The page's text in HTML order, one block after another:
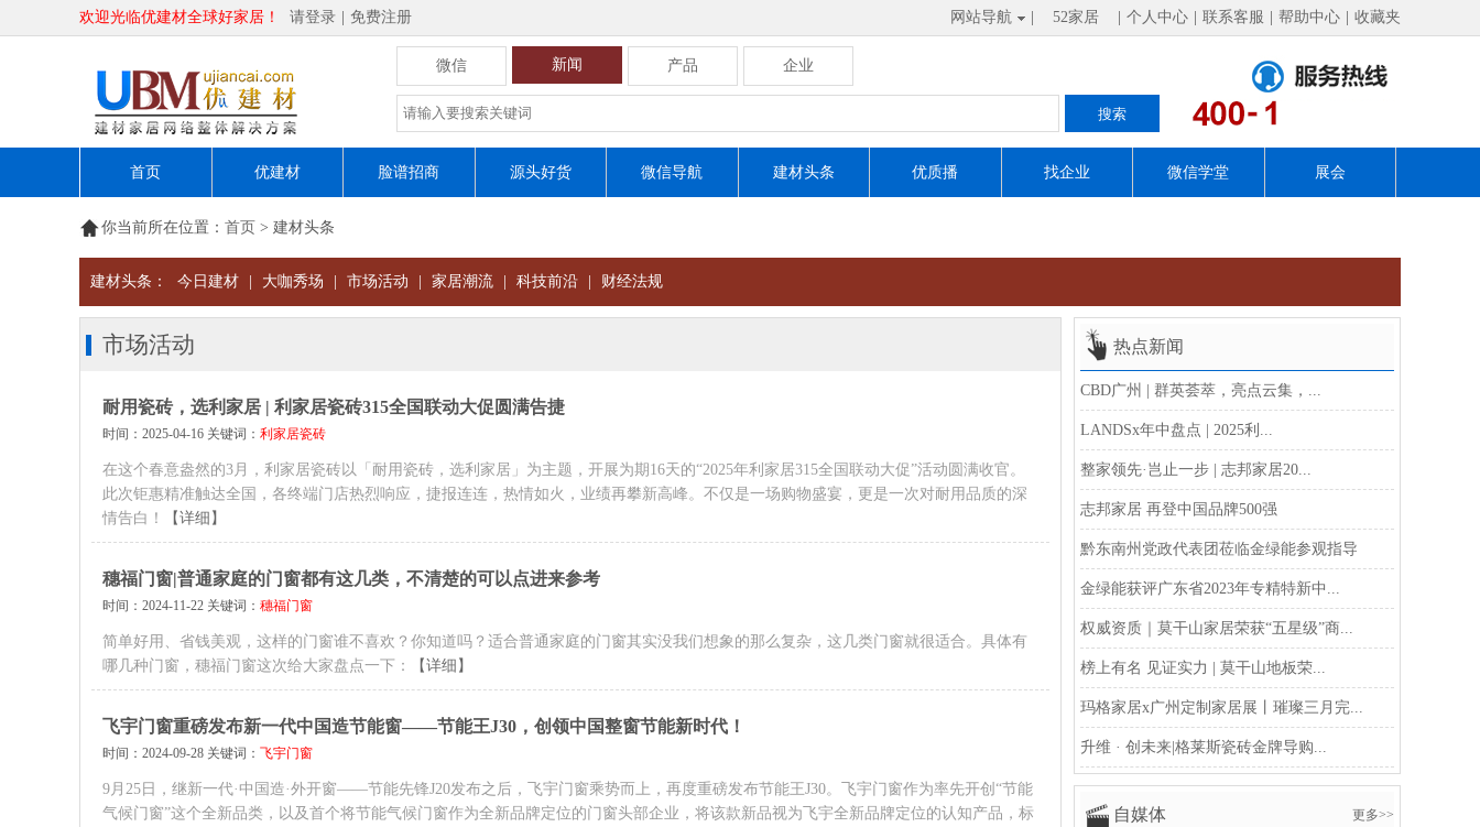
欢迎光临优建材全球好家居！ 请登录 免费注册 网站导航 52家居 个人中心 联系客服 帮助中心 收藏夹
微信 新闻 产品 企业
首页 优建材 脸谱招商 源头好货 微信导航 建材头条 优质播 找企业 微信学堂 展会
你当前所在位置： 首页 > 建材头条
建材头条： 今日建材 大咖秀场 市场活动 家居潮流 科技前沿 财经法规
市场活动
耐用瓷砖，选利家居 | 利家居瓷砖315全国联动大促圆满告捷
时间：2025-04-16 关键词： 利家居瓷砖
在这个春意盎然的3月，利家居瓷砖以「耐用瓷砖，选利家居」为主题，开展为期16天的“2025年利家居315全国联动大促”活动圆满收官。
此次钜惠精准触达全国，各终端门店热烈响应，捷报连连，热情如火，业绩再攀新高峰。不仅是一场购物盛宴，更是一次对耐用品质的深
情告白！
【详细】
穗福门窗|普通家庭的门窗都有这几类，不清楚的可以点进来参考
时间：2024-11-22 关键词： 穗福门窗
简单好用、省钱美观，这样的门窗谁不喜欢？你知道吗？适合普通家庭的门窗其实没我们想象的那么复杂，这几类门窗就很适合。具体有
哪几种门窗，穗福门窗这次给大家盘点一下：
【详细】
飞宇门窗重磅发布新一代中国造节能窗——节能王J30，创领中国整窗节能新时代！
时间：2024-09-28 关键词： 飞宇门窗
9月25日，继新一代·中国造·外开窗——节能先锋J20发布之后，飞宇门窗乘势而上，再度重磅发布节能王J30。飞宇门窗作为率先开创“节能
气候门窗”这个全新品类，以及首个将节能气候门窗作为全新品牌定位的门窗头部企业，将该款新品视为飞宇全新品牌定位的认知产品，标
热点新闻
CBD广州 | 群英荟萃，亮点云集，...
LANDSx年中盘点 | 2025利...
整家领先·岂止一步 | 志邦家居20...
志邦家居 再登中国品牌500强
黔东南州党政代表团莅临金绿能参观指导
金绿能获评广东省2023年专精特新中...
权威资质｜莫干山家居荣获“五星级”商...
榜上有名 见证实力 | 莫干山地板荣...
玛格家居x广州定制家居展丨璀璨三月完...
升维 · 创未来|格莱斯瓷砖金牌导购...
自媒体 更多>>